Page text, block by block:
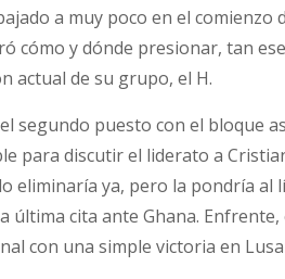
a muy poco en el
cómo y dónde presionar, tan
actual de su grupo, el H.
segundo puesto con el bloque
para discutir el liderato a
eliminaría ya, pero la pondría al
última cita ante Ghana.
con una simple victoria en